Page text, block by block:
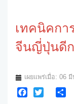
เทคนิคกา
จีนญี่ปุ่นดี
เผยแพร่เมื่อ: 06